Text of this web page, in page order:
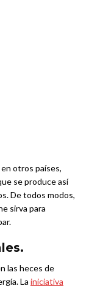
otros países,
se produce así
De todos modos,
sirva para
las heces de
La iniciativa